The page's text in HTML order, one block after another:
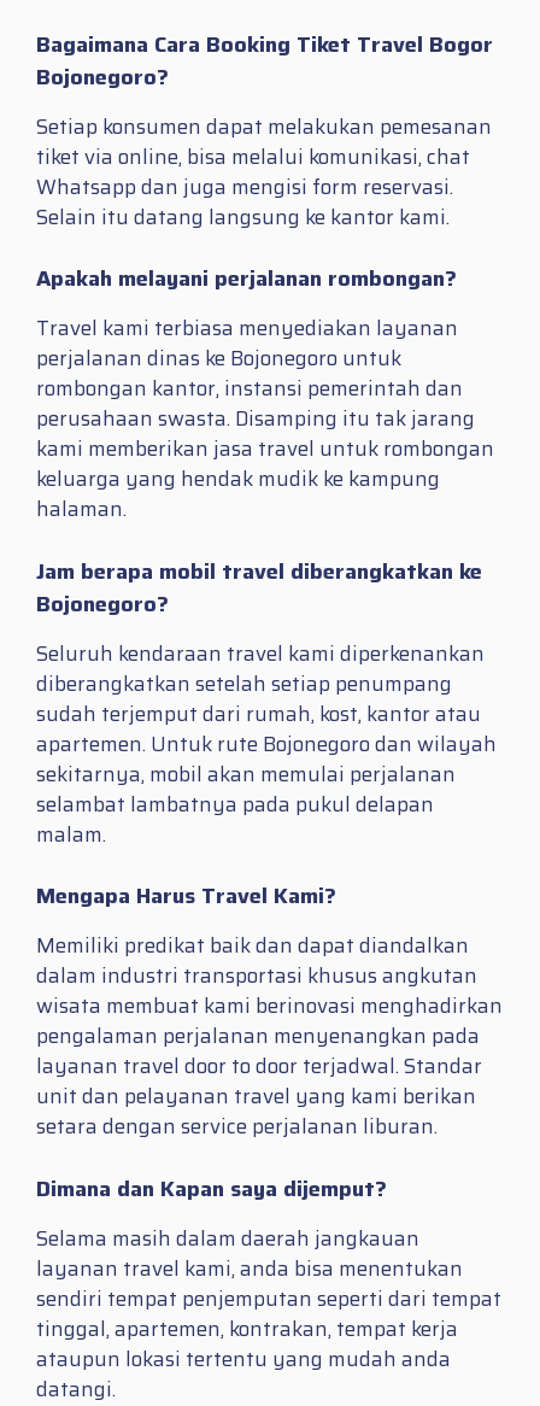
Bagaimana Cara Booking Tiket Travel Bogor
Bojonegoro?
Setiap konsumen dapat melakukan pemesanan
tiket via online, bisa melalui komunikasi, chat
Whatsapp dan juga mengisi form reservasi.
Selain itu datang langsung ke kantor kami.
Apakah melayani perjalanan rombongan?
Travel kami terbiasa menyediakan layanan
perjalanan dinas ke Bojonegoro untuk
rombongan kantor, instansi pemerintah dan
perusahaan swasta. Disamping itu tak jarang
kami memberikan jasa travel untuk rombongan
keluarga yang hendak mudik ke kampung
halaman.
Jam berapa mobil travel diberangkatkan ke
Bojonegoro?
Seluruh kendaraan travel kami diperkenankan
diberangkatkan setelah setiap penumpang
sudah terjemput dari rumah, kost, kantor atau
apartemen. Untuk rute Bojonegoro dan wilayah
sekitarnya, mobil akan memulai perjalanan
selambat lambatnya pada pukul delapan
malam.
Mengapa Harus Travel Kami?
Memiliki predikat baik dan dapat diandalkan
dalam industri transportasi khusus angkutan
wisata membuat kami berinovasi menghadirkan
pengalaman perjalanan menyenangkan pada
layanan travel door to door terjadwal. Standar
unit dan pelayanan travel yang kami berikan
setara dengan service perjalanan liburan.
Dimana dan Kapan saya dijemput?
Selama masih dalam daerah jangkauan
layanan travel kami, anda bisa menentukan
sendiri tempat penjemputan seperti dari tempat
tinggal, apartemen, kontrakan, tempat kerja
ataupun lokasi tertentu yang mudah anda
datangi.